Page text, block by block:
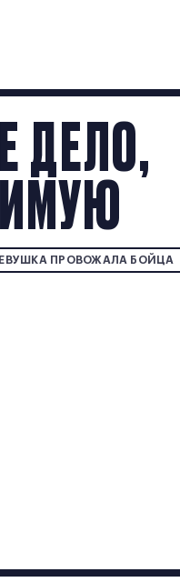
ДЕЛО,
ПРОВОЖАЛА БОЙЦА